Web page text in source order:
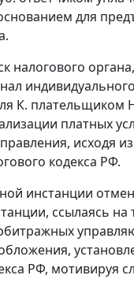
для
налогового
индивидуального
К. плательщиком
платных
исходя
кодекса РФ.
инстанции
ссылаясь на
РФ, мотивируя